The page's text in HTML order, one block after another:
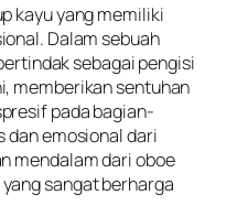
kayu yang memiliki
Dalam sebuah
sebagai pengisi
memberikan sentuhan
pada bagian-
dan emosional dari
mendalam dari oboe
sangat berharga